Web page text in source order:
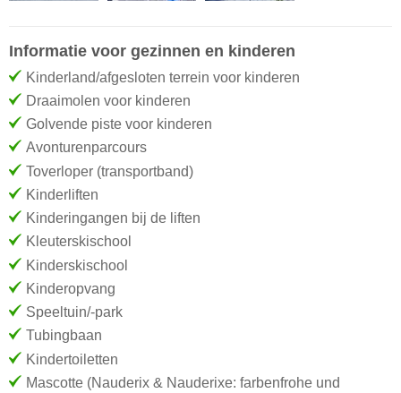
Informatie voor gezinnen en kinderen
Kinderland/afgesloten terrein voor kinderen
Draaimolen voor kinderen
Golvende piste voor kinderen
Avonturenparcours
Toverloper (transportband)
Kinderliften
Kinderingangen bij de liften
Kleuterskischool
Kinderskischool
Kinderopvang
Speeltuin/-park
Tubingbaan
Kindertoiletten
Mascotte (Nauderix & Nauderixe: farbenfrohe und